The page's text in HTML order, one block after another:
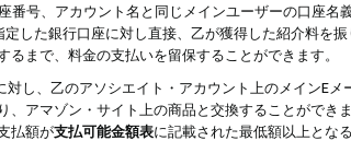
号、アカウント名と同じメインユーザーの口座名
した銀行口座に対し直接、乙が獲得した紹介料を
るまで、料金の支払いを留保することができます。
し、乙のアソシエイト・アカウント上のメインE
アマゾン・サイト上の商品と交換することができ
払額が支払可能金額表に記載された最低額以上とな